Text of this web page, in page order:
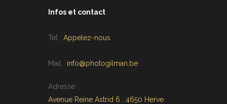
Infos et contact
Tel : Appelez-nous
Mail : info@photogilman.be
Adresse :
Avenue Reine Astrid 6 , 4650 Herve